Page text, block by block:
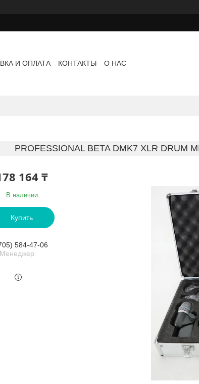
И ОПЛАТА КОНТАКТЫ О НАС
PROFESSIONAL BETA DMK7 XLR DRUM
164 ₸
В наличии
Купить
584-47-06
Менеджер